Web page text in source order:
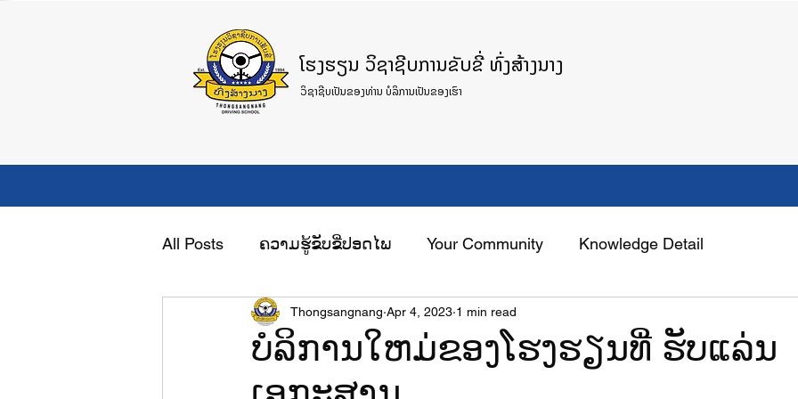
ໂຮງຮຽນ ວິຊາຊີບການຂັບຂີ່ ທົ່ງສ້າງນາງ
ວິຊາຊີບເປັນຂອງທ່ານ ບໍລິການເປັນຂອງເຮົາ
All Posts ຄວາມຮູ້ຂັບຂີ່ປອດໄພ Your Community Knowledge Detail
ບໍລິການໃຫມ່ຂອງໂຮງຮຽນທີ່ ຮັບແລ່ນ
Thongsangnang Apr 4, 2023 1 min read